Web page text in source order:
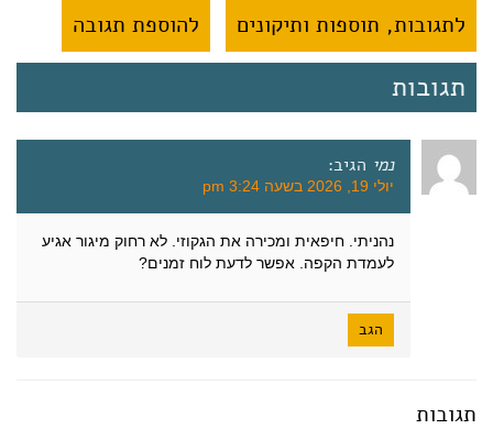
לתגובות, תוספות ותיקונים להוספת תגובה
תגובות
נמי הגיב:
יולי 19, 2026 בשעה 3:24 pm
נהניתי. חיפאית ומכירה את הגקוזי. לא רחוק מיגור אגיע
לעמדת הקפה. אפשר לדעת לוח זמנים?
הגב
תגובות